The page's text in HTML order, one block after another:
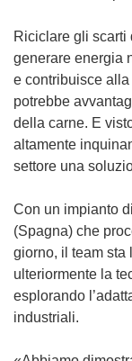
Riciclare gli
generare energia
e contribuisce
potrebbe
della carne. E
altamente
settore una
Con un impianto
(Spagna) che
giorno, il team sta
ulteriormente la
esplorando
industriali.